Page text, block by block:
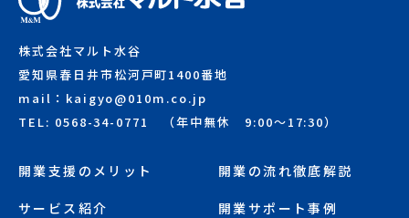
株式会社マルト水谷
愛知県春日井市松河戸町1400番地
mail：kaigyo@010m.co.jp
TEL: 0568-34-0771 （年中無休 9:00～17:30）
開業支援のメリット 開業の流れ徹底解説
サービス紹介 開業サポート事例